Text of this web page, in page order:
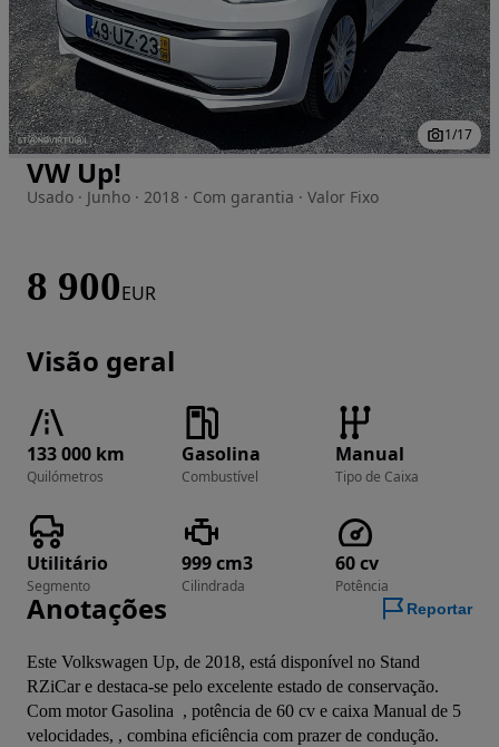
Imagem 1 de 17
1/17
VW Up!
Usado · Junho · 2018 · Com garantia · Valor Fixo
8 900EUR
Visão geral
133 000 km
Quilómetros
Gasolina
Combustível
Manual
Tipo de Caixa
Utilitário
Segmento
999 cm3
Cilindrada
60 cv
Potência
Anotações Reportar
Este Volkswagen Up, de 2018, está disponível no Stand
RZiCar e destaca-se pelo excelente estado de conservação.
Com motor Gasolina  , potência de 60 cv e caixa Manual de 5
velocidades, , combina eficiência com prazer de condução.